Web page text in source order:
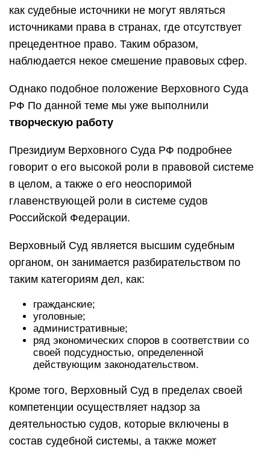
как судебные источники не могут являться
источниками права в странах, где отсутствует
прецедентное право. Таким образом,
наблюдается некое смешение правовых сфер.
Однако подобное положение Верховного Суда
РФ По данной теме мы уже выполнили
творческую работу
Президиум Верховного Суда РФ подробнее
говорит о его высокой роли в правовой системе
в целом, а также о его неоспоримой
главенствующей роли в системе судов
Российской Федерации.
Верховный Суд является высшим судебным
органом, он занимается разбирательством по
таким категориям дел, как:
гражданские;
уголовные;
административные;
ряд экономических споров в соответствии со
своей подсудностью, определенной
действующим законодательством.
Кроме того, Верховный Суд в пределах своей
компетенции осуществляет надзор за
деятельностью судов, которые включены в
состав судебной системы, а также может